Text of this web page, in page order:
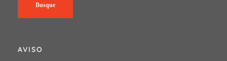
Busque
AVISO